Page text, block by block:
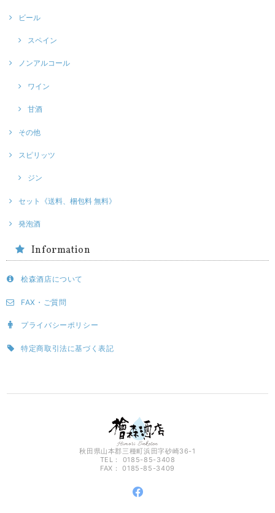
ビール
スペイン
ノンアルコール
ワイン
甘酒
その他
スピリッツ
ジン
セット《送料、梱包料 無料》
発泡酒
Information
桧森酒店について
FAX・ご質問
プライバシーポリシー
特定商取引法に基づく表記
秋田県山本郡三種町浜田字砂崎36-1
TEL： 0185-85-3408
FAX： 0185-85-3409